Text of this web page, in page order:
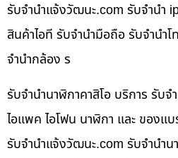
รับจํานําแจ้งวัฒนะ.com รับจำนำ
สินค้าไอที รับจำนำมือถือ รับจำนำ
จำนำกล้อง ร
รับจำนำนาฬิกาคาสิโอ บริการ รับ
ไอแพค ไอโฟน นาฬิกา และ ของแ
รับจํานําแจ้งวัฒนะ.com รับจำนำน